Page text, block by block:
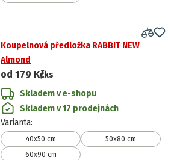
Koupelnová předložka RABBIT NEW
Almond
od 179 Kč/ks
Skladem v e-shopu
Skladem v 17 prodejnách
Varianta:
40x50 cm
50x80 cm
60x90 cm